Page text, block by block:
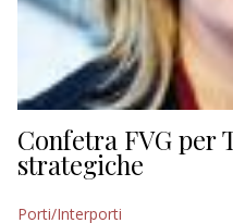
Confetra FVG per
strategiche
Porti/Interporti